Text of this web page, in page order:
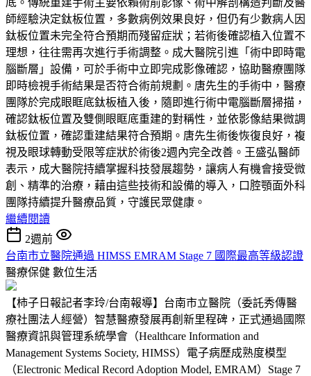
師經驗決定鈦板位置，多數病例效果良好，但仍有少數病人因
鈦板位置未完全符合預期而殘留症狀；若術後確認植入位置不
理想，往往需再次進行手術調整。成大醫院引進「術中即時電
腦斷層」設備，可於手術中立即完成影像確認，協助醫療團隊
即時檢視手術結果是否符合術前規劃。唐先生的手術中，醫療
團隊於完成眼眶底鈦板植入後，隨即進行術中電腦斷層掃描，
確認鈦板位置及雙側眼眶底重建的對稱性，並依影像結果微調
鈦板位置，確認重建結果符合預期。唐先生術後恢復良好，複
視及眼球轉動受限等症狀於術後2週內完全改善。王盛弘醫師
表示，成大醫院持續掌握科技發展趨勢，讓病人有機會接受微
創、精準的治療，藉由這些技術和設備的導入，口腔顎面外科
團隊持續提升醫療品質，守護民眾健康。
繼續閱讀
2週前
台南市立醫院通過 HIMSS EMRAM Stage 7 國際最高等級認證
醫療保健 數位生活
【柿子日報記者李玲/台南報導】台南市立醫院（委託秀傳醫
療社團法人經營）智慧醫療發展再創新里程碑，正式通過國際
醫療資訊與管理系統學會（Healthcare Information and
Management Systems Society, HIMSS）電子病歷成熟度模型
（Electronic Medical Record Adoption Model, EMRAM）Stage 7